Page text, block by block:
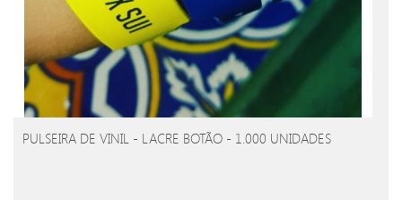
PULSEIRA DE VINIL - LACRE BOTÃO - 1.000 UNIDADES